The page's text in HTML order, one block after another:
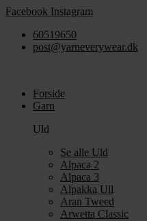
Videre
indhold
Facebook Instagram
60519650
post@yarneverywear.dk
Forside
Garn
Uld
Se alle Uld
Alpaca 2
Alpaca 3
Alpakka Ull
Aran Tweed
Arwetta Classic